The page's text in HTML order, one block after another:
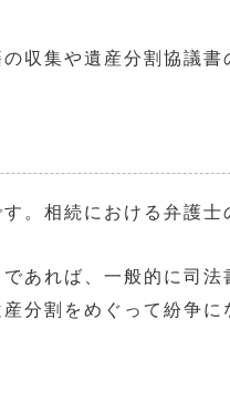
収集や遺産分割協議
。相続における弁護
あれば、一般的に司
分割をめぐって紛争